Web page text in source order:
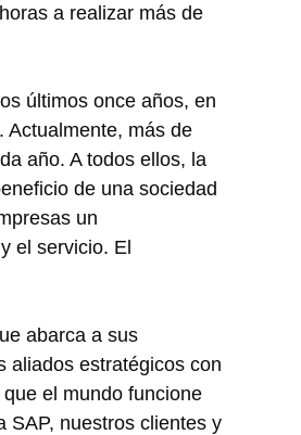
a realizar más de
últimos once años, en
Actualmente, más de
año. A todos ellos, la
de una sociedad
un
el servicio. El
abarca a sus
aliados estratégicos con
el mundo funcione
SAP, nuestros clientes y